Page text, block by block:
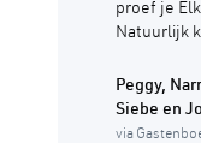
proef je
Natuurlijk
Peggy,
Siebe en
via